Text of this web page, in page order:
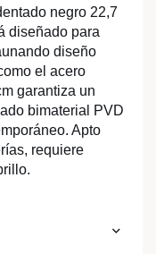
negro 22,7
diseñado para
diseño
el acero
garantiza un
bimaterial PVD
Apto
requiere